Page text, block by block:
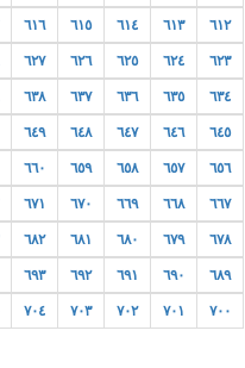
٦١٢ ٦١٣ ٦١٤ ٦١٥ ٦١٦
٦٢٣ ٦٢٤ ٦٢٥ ٦٢٦ ٦٢٧
٦٣٤ ٦٣٥ ٦٣٦ ٦٣٧ ٦٣٨
٦٤٥ ٦٤٦ ٦٤٧ ٦٤٨ ٦٤٩
٦٥٦ ٦٥٧ ٦٥٨ ٦٥٩ ٦٦٠
٦٦٧ ٦٦٨ ٦٦٩ ٦٧٠ ٦٧١
٦٧٨ ٦٧٩ ٦٨٠ ٦٨١ ٦٨٢
٦٨٩ ٦٩٠ ٦٩١ ٦٩٢ ٦٩٣
٧٠٠ ٧٠١ ٧٠٢ ٧٠٣ ٧٠٤